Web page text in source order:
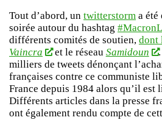
Tout d’abord, un twitterstorm a été
soirée autour du hashtag
différents comités de soutien, dont
Vaincra
et le réseau Samidoun
milliers de tweets dénonçant
françaises contre ce communiste
France depuis 1984 alors qu’il est
Différents articles dans la presse
ont également rendu compte de